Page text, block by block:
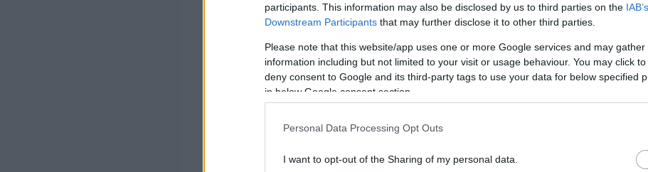
participants. This information may also be disclosed by us to third parties on the
Downstream Participants that may further disclose it to other third parties.
Please note that this website/app uses one or more Google services and may
information including but not limited to your visit or usage behaviour. You may click
deny consent to Google and its third-party tags to use your data for below specified
in below Google consent section.
Personal Data Processing Opt Outs
I want to opt-out of the Sharing of my personal data.